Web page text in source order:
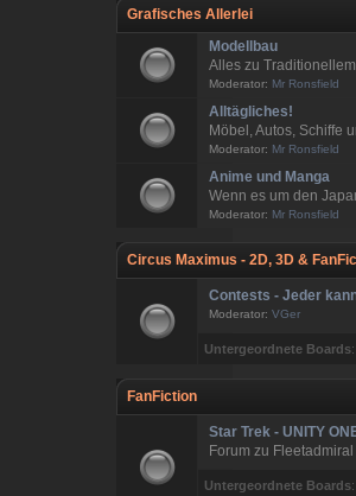
Grafisches Allerlei
Modellbau
Alles zu
Moderator: Mr Ronsfield
Alltägliches!
Möbel, Autos, Schiffe
Moderator: Mr Ronsfield
Anime und Manga
Wenn es um den
Moderator: Mr Ronsfield
Circus Maximus - 2D, 3D &
Contests - Jeder
Moderator:VGer
Untergeordnete Boards
FanFiction
Star Trek - UNITY
Forum zu
Untergeordnete Boards: